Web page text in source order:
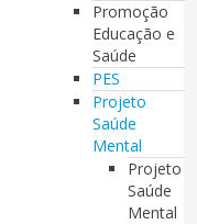
Promoção
Educação e
Saúde
PES
Projeto
Saúde
Mental
Projeto
Saúde
Mental